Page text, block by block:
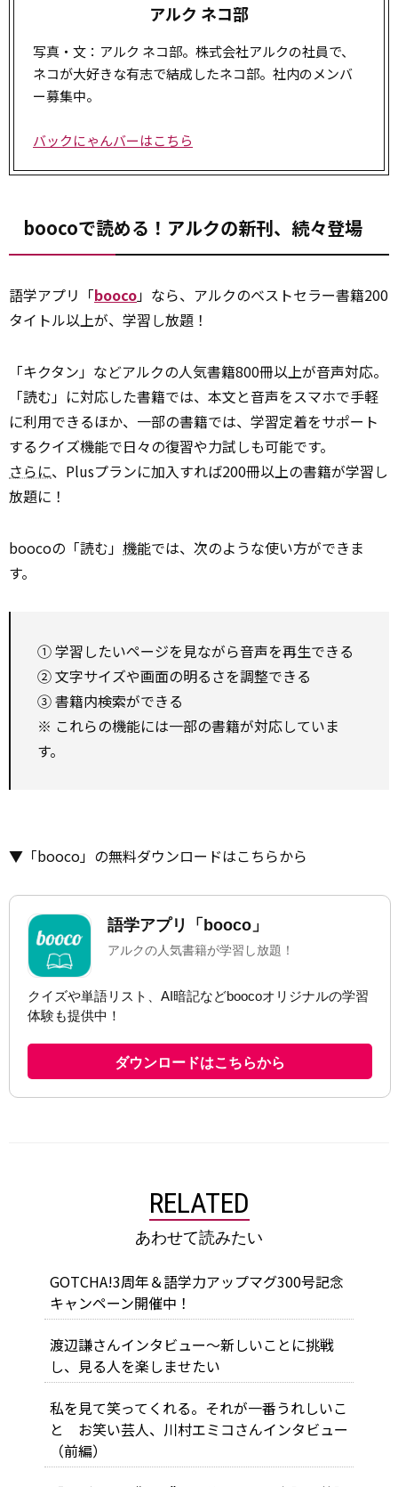
アルク ネコ部
写真・文：アルク ネコ部。株式会社アルクの社員で、
ネコが大好きな有志で結成したネコ部。社内のメンバ
ー募集中。
バックにゃんバーはこちら
boocoで読める！アルクの新刊、続々登場
語学アプリ「booco」なら、アルクのベストセラー書籍200
タイトル以上が、学習し放題！
「キクタン」などアルクの人気書籍800冊以上が音声対応。
「読む」に対応した書籍では、本文と音声をスマホで手軽
に利用できるほか、一部の書籍では、学習定着をサポート
するクイズ機能で日々の復習や力試しも可能です。
さらに、Plusプランに加入すれば200冊以上の書籍が学習し
放題に！
boocoの「読む」 機能では、次のような使い方ができま
す。
① 学習したいページを見ながら音声を再生できる
② 文字サイズや画面の明るさを調整できる
③ 書籍内検索ができる
※ これらの機能には一部の書籍が対応していま
す。
▼「booco」の無料ダウンロードはこちらから
RELATED
あわせて読みたい
GOTCHA!3周年＆語学力アップマグ300号記念
キャンペーン開催中！
渡辺謙さんインタビュー～新しいことに挑戦
し、見る人を楽しませたい
私を見て笑ってくれる。それが一番うれしいこ
と お笑い芸人、川村エミコさんインタビュー
（前編）